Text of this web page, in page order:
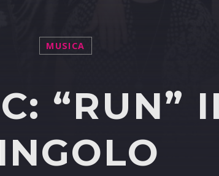
MUSICA
“RUN”